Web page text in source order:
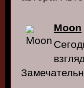
Moon